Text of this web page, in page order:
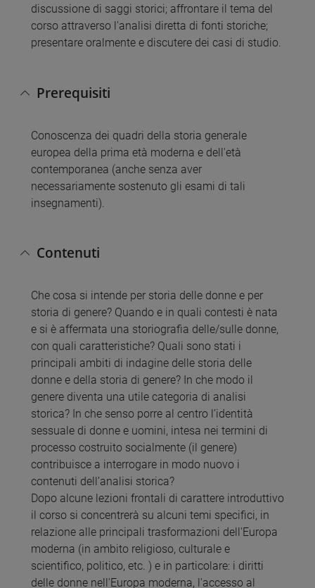
discussione di saggi storici; affrontare il tema del
corso attraverso l'analisi diretta di fonti storiche;
presentare oralmente e discutere dei casi di studio.
Prerequisiti
Conoscenza dei quadri della storia generale
europea della prima età moderna e dell'età
contemporanea (anche senza aver
necessariamente sostenuto gli esami di tali
insegnamenti).
Contenuti
Che cosa si intende per storia delle donne e per
storia di genere? Quando e in quali contesti è nata
e si è affermata una storiografia delle/sulle donne,
con quali caratteristiche? Quali sono stati i
principali ambiti di indagine delle storia delle
donne e della storia di genere? In che modo il
genere diventa una utile categoria di analisi
storica? In che senso porre al centro l’identità
sessuale di donne e uomini, intesa nei termini di
processo costruito socialmente (il genere)
contribuisce a interrogare in modo nuovo i
contenuti dell’analisi storica?
Dopo alcune lezioni frontali di carattere introduttivo
il corso si concentrerà su alcuni temi specifici, in
relazione alle principali trasformazioni dell'Europa
moderna (in ambito religioso, culturale e
scientifico, politico, etc. ) e in particolare: i diritti
delle donne nell'Europa moderna, l'accesso al